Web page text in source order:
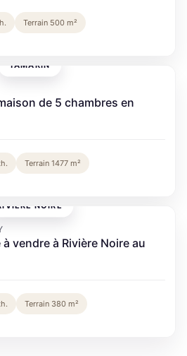
Terrain 500 m²
TAMARIN
de 5 chambres en
Terrain 1477 m²
NOIRE
vendre à Rivière Noire au
Terrain 380 m²